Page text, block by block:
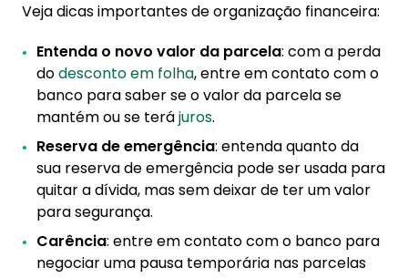
Veja dicas importantes de organização financeira:
Entenda o novo valor da parcela: com a perda
dodesconto em folha, entre em contato com o
banco para saber se o valor da parcela se
mantém ou se terájuros.
Reserva de emergência: entenda quanto da
sua reserva de emergência pode ser usada para
quitar a dívida, mas sem deixar de ter um valor
para segurança.
Carência: entre em contato com o banco para
negociar uma pausa temporária nas parcelas